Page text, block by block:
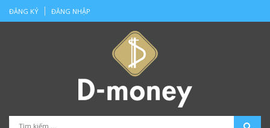
ĐĂNG KÝ ĐĂNG NHẬP